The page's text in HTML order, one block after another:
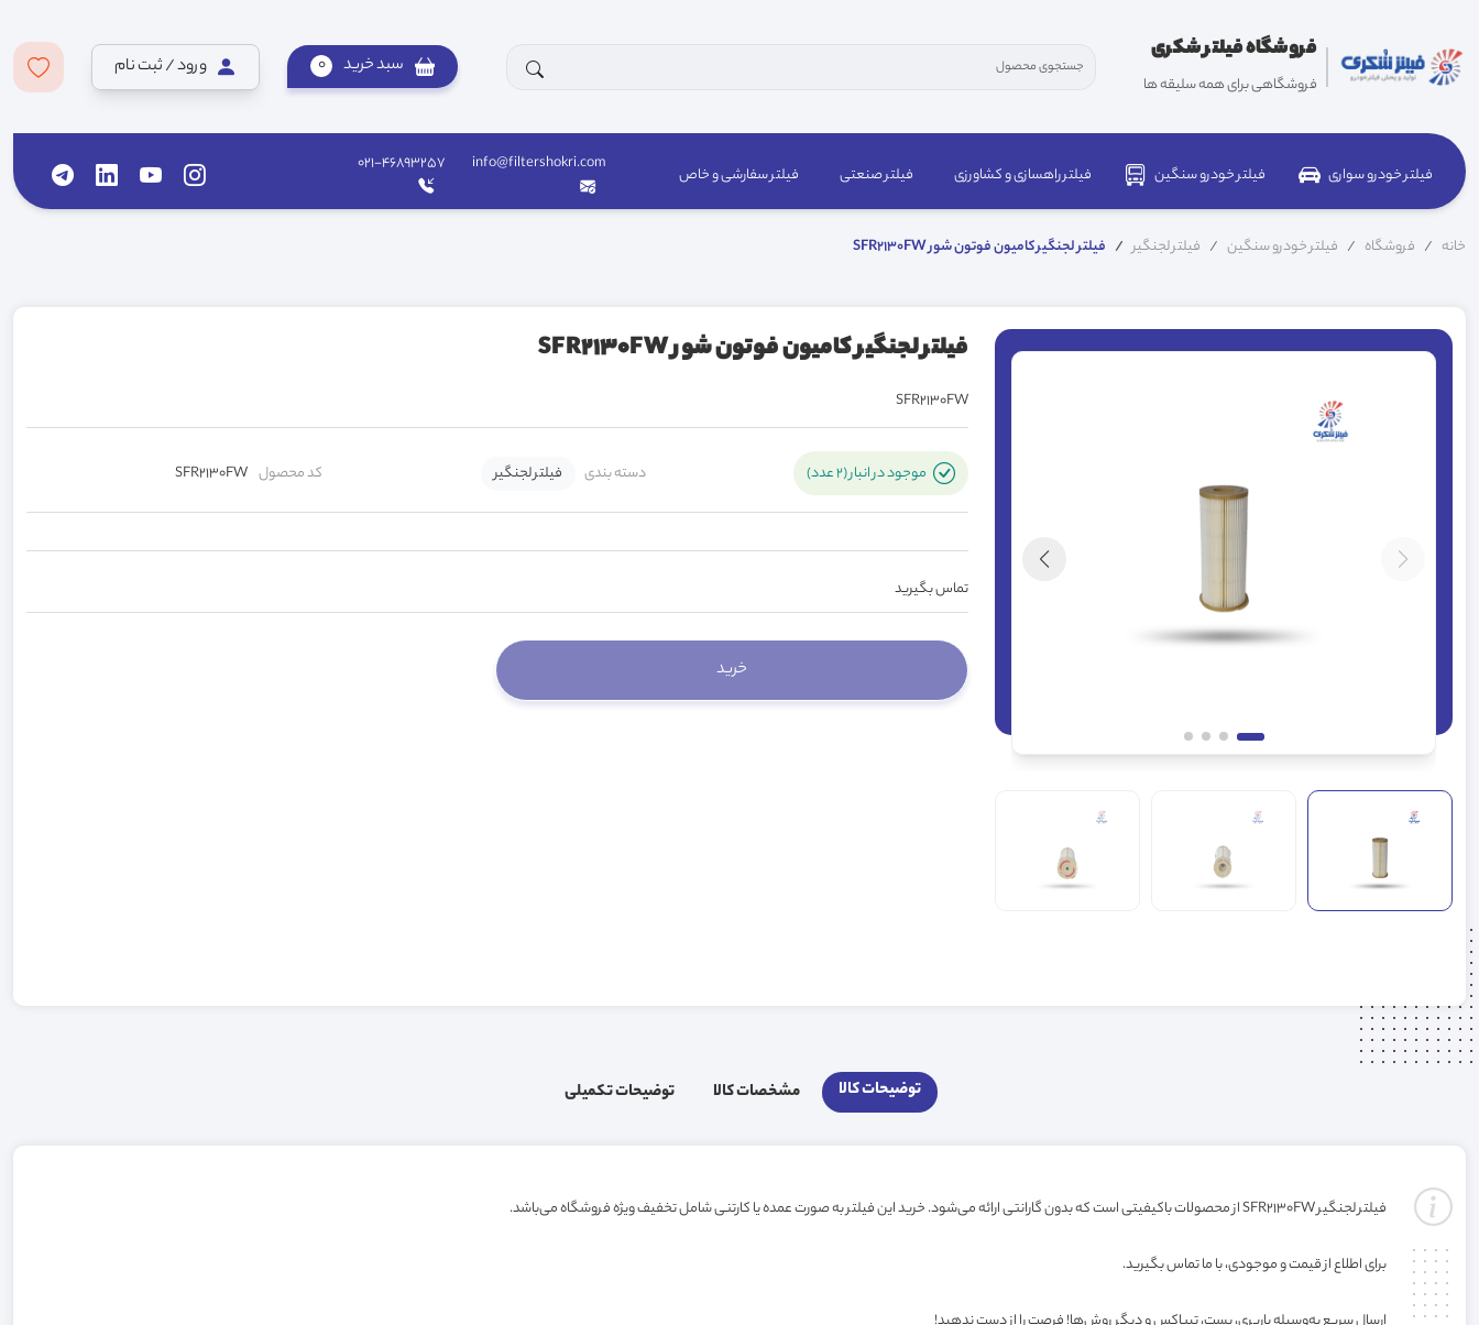
فروشگاه فیلتر شکری
فروشگاهی برای همه سلیقه ها
سبد خرید 0 ورود / ثبت نام
فیلتر خودرو سواری فیلتر خودرو سنگین فیلتر راهسازی و کشاورزی فیلتر صنعتی فیلتر سفارشی و خاص
info@filtershokri.com
021-46893257
خانه فروشگاه فیلتر خودرو سنگین فیلتر لجنگیر فیلتر لجنگیر کامیون فوتون شور SFR2130FW
فیلتر لجنگیر کامیون فوتون شور SFR2130FW
SFR2130FW
موجود در انبار (2 عدد) دسته بندی فیلتر لجنگیر کد محصول SFR2130FW
تماس بگیرید
توضیحات کالا مشخصات کالا توضیحات تکمیلی
فیلتر لجنگیر SFR2130FW از محصولات باکیفیتی است که بدون گارانتی ارائه می‌شود. خرید این فیلتر به صورت عمده یا کارتنی شامل تخفیف ویژه فروشگاه می‌باشد.
برای اطلاع از قیمت و موجودی، با ما تماس بگیرید.